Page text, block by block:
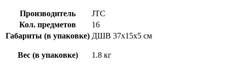
Производитель
JTC
Кол. предметов
16
Габариты (в упаковке) ДШВ 37х15х5 см
Вес (в упаковке) 1.8 кг